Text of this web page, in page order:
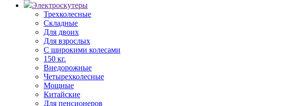
Электроскутеры
Трехколесные
Складные
Для двоих
Для взрослых
С широкими колесами
150 кг.
Внедорожные
Четырехколесные
Мощные
Китайские
Для пенсионеров